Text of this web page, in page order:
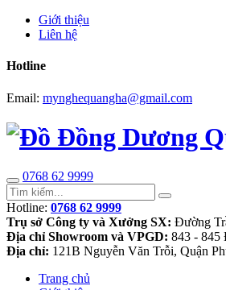
Giới thiệu
Liên hệ
Hotline
Email: mynghequangha@gmail.com
0768 62 9999
Hotline: 0768 62 9999
Trụ sở Công ty và Xưởng SX: Đường
Địa chỉ Showroom và VPGD: 843 - 845
Địa chỉ: 121B Nguyễn Văn Trỗi, Quận
Trang chủ